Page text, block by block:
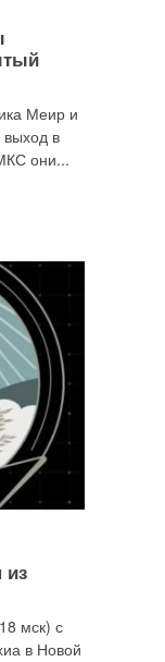
Меир и
в
они...
из
мск) с
в Новой